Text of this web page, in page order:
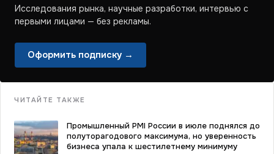
Исследования рынка, научные разработки, интервью с
первыми лицами — без рекламы.
Оформить подписку →
ЧИТАЙТЕ ТАКЖЕ
Промышленный PMI России в июле поднялся до
полуторагодового максимума, но уверенность
бизнеса упала к шестилетнему минимуму